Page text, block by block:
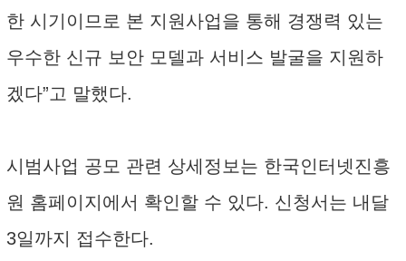
한 시기이므로 본 지원사업을 통해 경쟁력 있는
우수한 신규 보안 모델과 서비스 발굴을 지원하
겠다”고 말했다.
시범사업 공모 관련 상세정보는 한국인터넷진흥
원 홈페이지에서 확인할 수 있다. 신청서는 내달
3일까지 접수한다.